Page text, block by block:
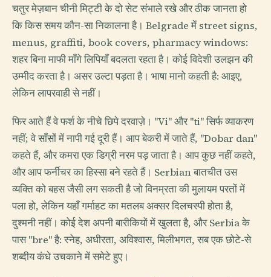
चतुर मेज़बान चीनी मिट्टी के दो सेट संभाले रखे और ठीक जानता हो
कि किस समय कौन-सा निकालना है। Belgrade में street signs,
menus, graffiti, book covers, pharmacy windows:
शहर बिना माफी माँगे लिपियाँ बदलता रहता है। कोई विदेशी उलझन की
उम्मीद करता है। असर उल्टा पड़ता है। भाषा मानो कहती है: आइए,
लेकिन लापरवाही से नहीं।
फिर आते हैं वे फर्श के नीचे छिपे दरवाज़े। "Vi" और "ti" सिर्फ व्याकरण
नहीं; वे साँसों में नापी गई दूरी हैं। आप बेकरी में जाते हैं, "Dobar dan"
कहते हैं, और कमरा एक डिग्री नरम पड़ जाता है। आप कुछ नहीं कहते,
और आप फर्नीचर का हिस्सा बने रहते हैं। Serbian बातचीत उस
व्यक्ति को बहस जैसी लग सकती है जो विनम्रता की मुलायम परतों में
पला हो, लेकिन यहाँ गर्माहट का मतलब अक्सर दिलचस्पी होता है,
दुश्मनी नहीं। कोई देश अपनी बारीकियों में खुलता है, और Serbia के
पास "bre" है: स्नेह, अधीरता, अविश्वास, मिलीभगत, सब एक छोटे-से
शब्दीय कंधे उचकाने में समेटे हुए।